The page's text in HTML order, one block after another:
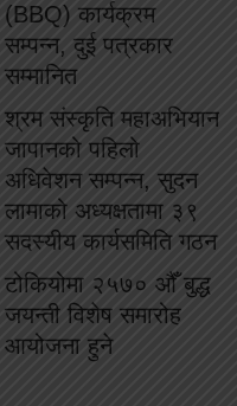
(BBQ) कार्यक्रम
सम्पन्न, दुई पत्रकार
सम्मानित
श्रम संस्कृति महाअभियान
जापानको पहिलो
अधिवेशन सम्पन्न, सुदन
लामाको अध्यक्षतामा ३९
सदस्यीय कार्यसमिति गठन
टोकियोमा २५७० औँ बुद्ध
जयन्ती विशेष समारोह
आयोजना हुने